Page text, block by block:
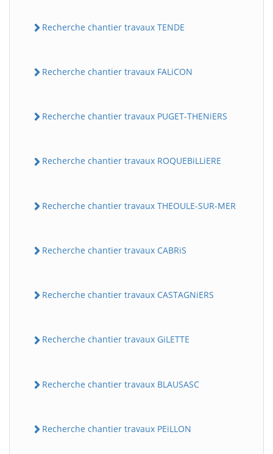
Recherche chantier travaux TENDE
Recherche chantier travaux FALiCON
Recherche chantier travaux PUGET-THENiERS
Recherche chantier travaux ROQUEBiLLiERE
Recherche chantier travaux THEOULE-SUR-MER
Recherche chantier travaux CABRiS
Recherche chantier travaux CASTAGNiERS
Recherche chantier travaux GiLETTE
Recherche chantier travaux BLAUSASC
Recherche chantier travaux PEiLLON